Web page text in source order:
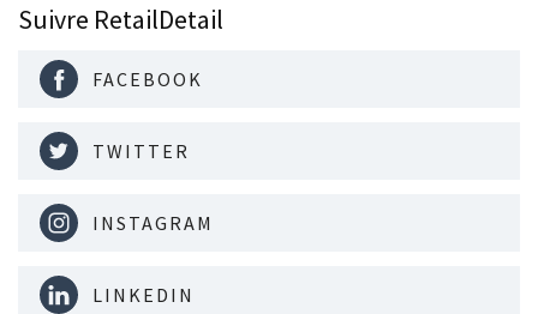
Suivre RetailDetail
FACEBOOK
TWITTER
INSTAGRAM
LINKEDIN